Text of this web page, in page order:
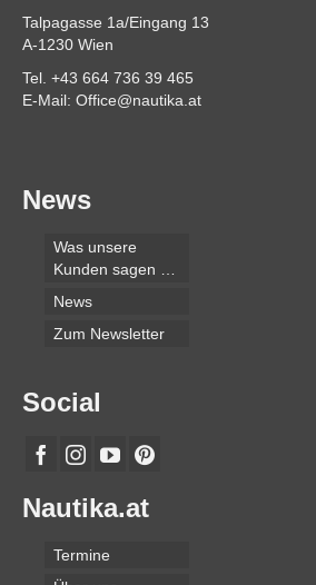
Talpagasse 1a/Eingang 13
A-1230 Wien
Tel. +43 664 736 39 465
E-Mail: Office@nautika.at
News
Was unsere
Kunden sagen …
News
Zum Newsletter
Social
Nautika.at
Termine